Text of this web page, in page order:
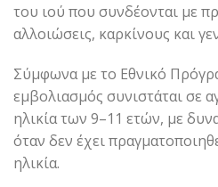
του ιού που συνδέονται με
αλλοιώσεις, καρκίνους και
Σύμφωνα με το Εθνικό
εμβολιασμός συνιστάται σε
ηλικία των 9–11 ετών, με
όταν δεν έχει
ηλικία.